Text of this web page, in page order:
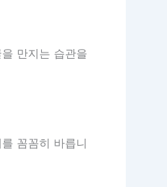
만지는 습관을
꼼꼼히 바릅니